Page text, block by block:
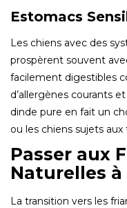
Estomacs
Les chiens avec des
prospèrent souvent
facilement digestibles
d’allergènes courants
dinde pure en fait un
ou les chiens sujets
Passer aux
Naturelles
La transition vers les